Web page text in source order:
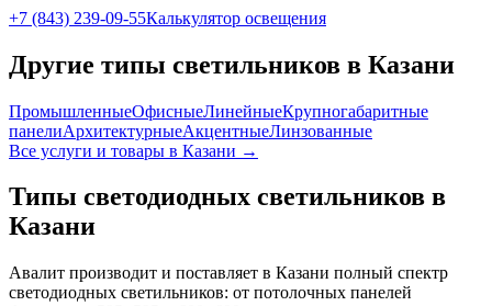
+7 (843) 239-09-55Калькулятор освещения
Другие типы светильников в Казани
ПромышленныеОфисныеЛинейныеКрупногабаритные
панелиАрхитектурныеАкцентныеЛинзованные
Все услуги и товары в Казани →
Типы светодиодных светильников в
Казани
Авалит производит и поставляет в Казани полный спектр
светодиодных светильников: от потолочных панелей